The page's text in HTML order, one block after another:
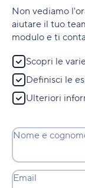
Non vediamo
aiutare il tuo
modulo e ti
Scopri le
Definisci le
Ulteriori
Nome e
Email